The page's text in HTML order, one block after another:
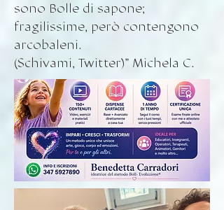
sono Bolle di sapone;
fragilissime, però contengono
arcobaleni.
(Schivami, Twitter)” Michela C.